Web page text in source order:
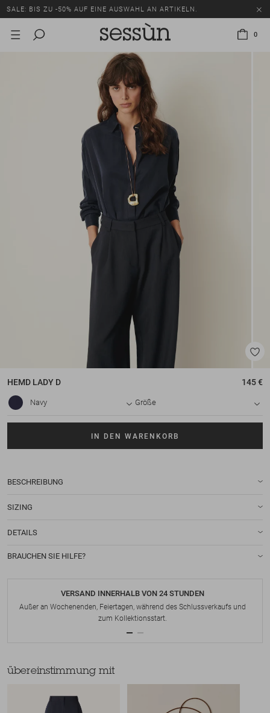
SALE: BIS ZU -50% AUF EINE AUSWAHL AN ARTIKELN.
0
HEMD LADY D 145 €
Navy Größe
IN DEN WARENKORB
BESCHREIBUNG
SIZING
DETAILS
BRAUCHEN SIE HILFE?
VERSAND INNERHALB VON 24 STUNDEN
Außer an Wochenenden, Feiertagen, während des Schlussverkaufs und
zum Kollektionsstart.
übereinstimmung mit